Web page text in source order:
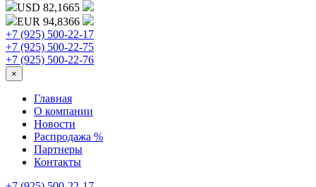
USD 82,1665
EUR 94,8366
+7 (925) 500-22-17
+7 (925) 500-22-75
+7 (925) 500-22-76
×
Главная
О компании
Новости
Распродажа %
Партнеры
Контакты